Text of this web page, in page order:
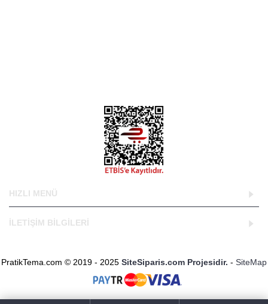
HIZLI MENÜ
İLETİŞİM BİLGİLERİ
PratikTema.com © 2019 - 2025 SiteSiparis.com Projesidir. - SiteMap